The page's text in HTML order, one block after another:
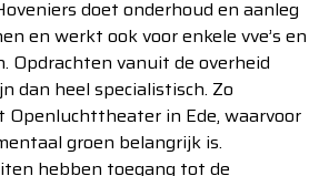
doet onderhoud en aanleg
en werkt ook voor enkele vve’s en
Opdrachten vanuit de overheid
dan heel specialistisch. Zo
in Ede, waarvoor
groen belangrijk is.
hebben toegang tot de